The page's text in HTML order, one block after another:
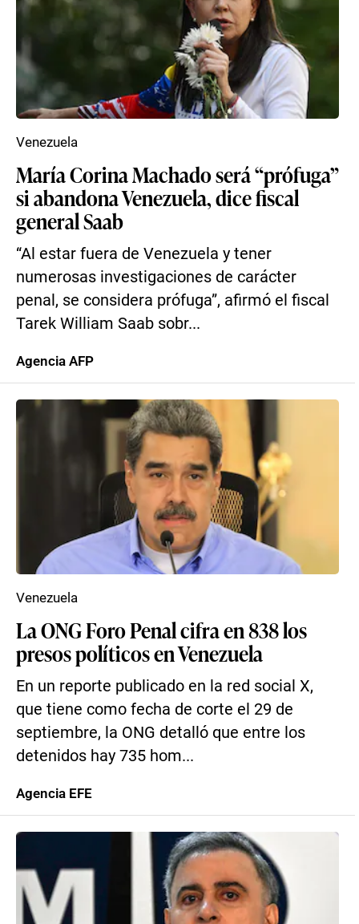
María Corina Machado será “prófuga”
si abandona Venezuela, dice fiscal
general Saab
“Al estar fuera de Venezuela y tener
numerosas investigaciones de carácter
penal, se considera prófuga”, afirmó el fiscal
Tarek William Saab sobr...
Venezuela
Agencia AFP
La ONG Foro Penal cifra en 838 los
presos políticos en Venezuela
En un reporte publicado en la red social X,
que tiene como fecha de corte el 29 de
septiembre, la ONG detalló que entre los
detenidos hay 735 hom...
Venezuela
Agencia EFE